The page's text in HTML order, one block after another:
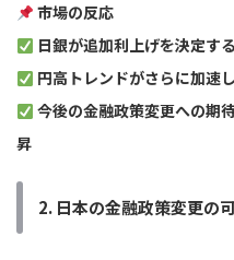
市場の反応
日銀が追加利上げを決定す
円高トレンドがさらに加速
今後の金融政策変更への期
昇
2. 日本の金融政策変更の